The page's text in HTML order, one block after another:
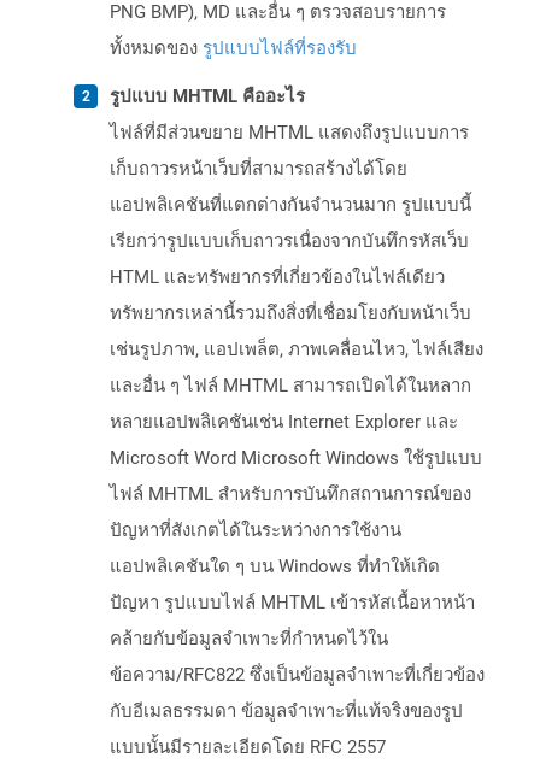
PNG BMP), MD และอื่น ๆ ตรวจสอบรายการ
ทั้งหมดของ รูปแบบไฟล์ที่รองรับ
รูปแบบ MHTML คืออะไร
ไฟล์ที่มีส่วนขยาย MHTML แสดงถึงรูปแบบการ
เก็บถาวรหน้าเว็บที่สามารถสร้างได้โดย
แอปพลิเคชันที่แตกต่างกันจำนวนมาก รูปแบบนี้
เรียกว่ารูปแบบเก็บถาวรเนื่องจากบันทึกรหัสเว็บ
HTML และทรัพยากรที่เกี่ยวข้องในไฟล์เดียว
ทรัพยากรเหล่านี้รวมถึงสิ่งที่เชื่อมโยงกับหน้าเว็บ
เช่นรูปภาพ, แอปเพล็ต, ภาพเคลื่อนไหว, ไฟล์เสียง
และอื่น ๆ ไฟล์ MHTML สามารถเปิดได้ในหลาก
หลายแอปพลิเคชันเช่น Internet Explorer และ
Microsoft Word Microsoft Windows ใช้รูปแบบ
ไฟล์ MHTML สำหรับการบันทึกสถานการณ์ของ
ปัญหาที่สังเกตได้ในระหว่างการใช้งาน
แอปพลิเคชันใด ๆ บน Windows ที่ทำให้เกิด
ปัญหา รูปแบบไฟล์ MHTML เข้ารหัสเนื้อหาหน้า
คล้ายกับข้อมูลจำเพาะที่กำหนดไว้ใน
ข้อความ/RFC822 ซึ่งเป็นข้อมูลจำเพาะที่เกี่ยวข้อง
กับอีเมลธรรมดา ข้อมูลจำเพาะที่แท้จริงของรูป
แบบนั้นมีรายละเอียดโดย RFC 2557